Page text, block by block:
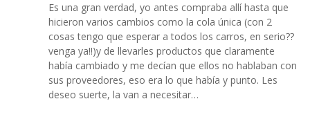
Es una gran verdad, yo antes compraba allí hasta que
hicieron varios cambios como la cola única (con 2
cosas tengo que esperar a todos los carros, en serio??
venga ya!!)y de llevarles productos que claramente
había cambiado y me decían que ellos no hablaban con
sus proveedores, eso era lo que había y punto. Les
deseo suerte, la van a necesitar…